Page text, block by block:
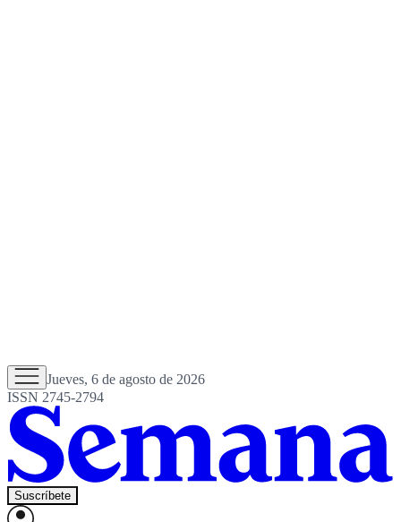
Jueves, 6 de agosto de 2026
ISSN 2745-2794
Suscríbete